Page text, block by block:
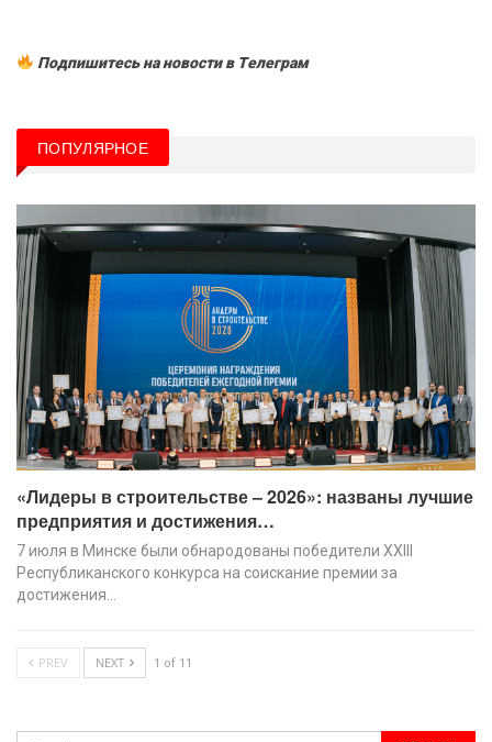
Подпишитесь на новости в Tелеграм
ПОПУЛЯРНОЕ
«Лидеры в строительстве – 2026»: названы лучшие
предприятия и достижения…
7 июля в Минске были обнародованы победители XХIII
Республиканского конкурса на соискание премии за
достижения…
PREV NEXT 1 of 11